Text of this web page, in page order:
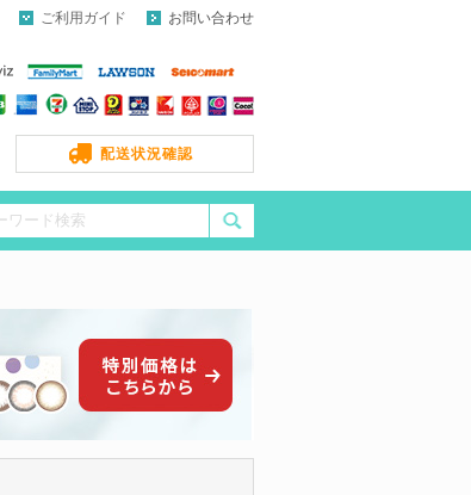
ご利用ガイド お問い合わせ
配送状況確認